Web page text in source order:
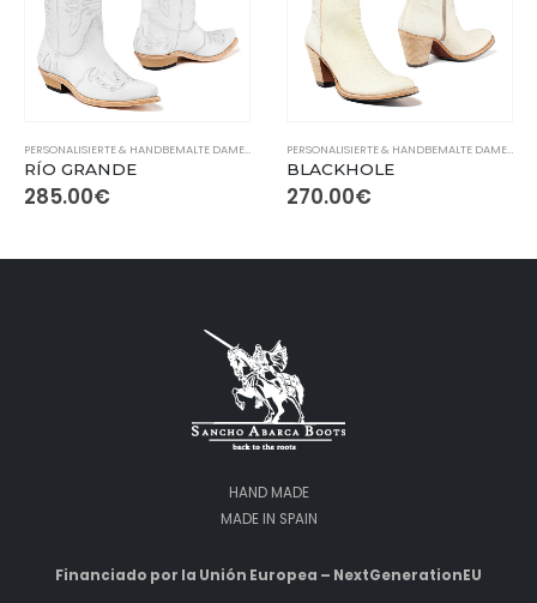
,PERSONALISIERTE & HANDBEMALTE HERRENSTIEFEL
,PERSONALISIERTE & HANDBEMALTE
RÍO GRANDE
285.00€
BLACKHOLE
270.00€
HAND MADE
MADE IN SPAIN
Financiado por la Unión Europea – NextGenerationEU